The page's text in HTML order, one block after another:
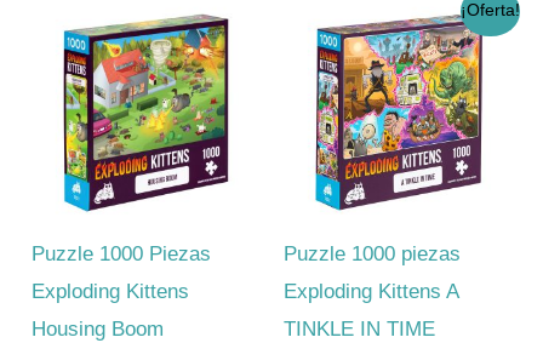
Puzzle 1000 Piezas
Exploding Kittens
Housing Boom
¡Oferta!
Puzzle 1000 piezas
Exploding Kittens A
TINKLE IN TIME
precio
original
era:
$15.990.
precio
actual
es:
$12.990.